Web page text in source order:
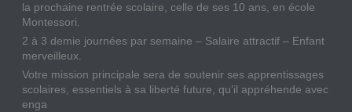
la prochaine rentrée scolaire, celle de ses 10 ans, en école
Montessori.
2 à 3 demie journées par semaine – Salaire attractif – Enfant
merveilleux.
Votre mission principale sera de soutenir ses apprentissages
scolaires, essentiels à sa liberté future, qu’il appréhende avec
enga